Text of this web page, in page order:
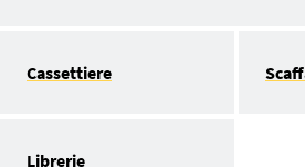
Cassettiere
Librerie